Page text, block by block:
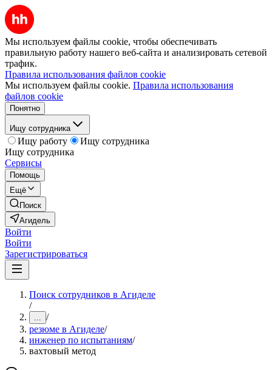
Мы используем файлы cookie, чтобы обеспечивать
правильную работу нашего веб-сайта и анализировать сетевой
трафик.
Правила использования файлов cookie
Мы используем файлы cookie. Правила использования
файлов cookie
Понятно
Ищу сотрудника
Ищу работу
Ищу сотрудника
Ищу сотрудника
Сервисы
Помощь
Ещё
Поиск
Агидель
Войти
Войти
Зарегистрироваться
Поиск сотрудников в Агиделе
/
... /
резюме в Агиделе/
инженер по испытаниям/
вахтовый метод